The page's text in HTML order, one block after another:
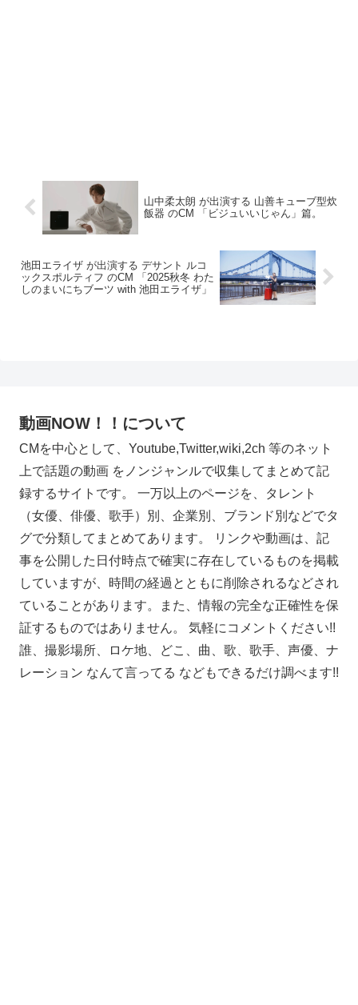
山中柔太朗 が出演する 山善キューブ型炊
飯器 のCM 「ビジュいいじゃん」篇。
池田エライザ が出演する デサント ルコ
ックスポルティフ のCM 「2025秋冬 わた
しのまいにちブーツ with 池田エライザ」
動画NOW！！について
CMを中心として、Youtube,Twitter,wiki,2ch 等のネット
上で話題の動画 をノンジャンルで収集してまとめて記
録するサイトです。 一万以上のページを、タレント
（女優、俳優、歌手）別、企業別、ブランド別などでタ
グで分類してまとめてあります。 リンクや動画は、記
事を公開した日付時点で確実に存在しているものを掲載
していますが、時間の経過とともに削除されるなどされ
ていることがあります。また、情報の完全な正確性を保
証するものではありません。 気軽にコメントください!!
誰、撮影場所、ロケ地、どこ、曲、歌、歌手、声優、ナ
レーション なんて言ってる などもできるだけ調べます!!